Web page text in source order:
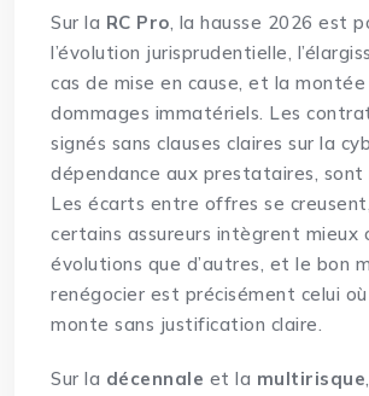
Sur la RC Pro, la hausse 2026 est
l’évolution jurisprudentielle,
cas de mise en cause, et la montée
dommages immatériels. Les
signés sans clauses claires sur la
dépendance aux prestataires, sont
Les écarts entre offres se
certains assureurs intègrent mieux
évolutions que d’autres, et le bon
renégocier est précisément celui
monte sans justification claire.
Sur la décennale et la multirisque